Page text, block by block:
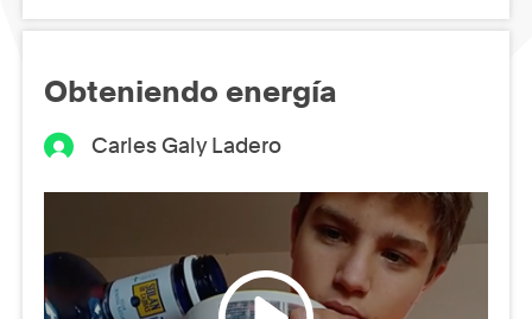
Obteniendo energía
Carles Galy Ladero